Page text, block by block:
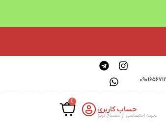
حساب کاربری
تجربه اختصاصی از مصباح ترمز
0